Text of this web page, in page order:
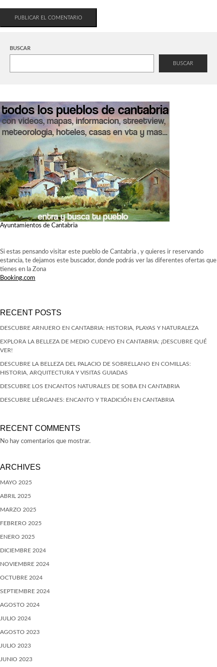
BUSCAR
BUSCAR
Ayuntamientos de Cantabria
Si estas pensando visitar este pueblo de Cantabria , y quieres ir reservando
estancia, te dejamos este buscador, donde podrás ver las diferentes ofertas que
tienes en la Zona
Booking.com
RECENT POSTS
DESCUBRE ARNUERO EN CANTABRIA: HISTORIA, PLAYAS Y NATURALEZA
EXPLORA LA BELLEZA DE MEDIO CUDEYO EN CANTABRIA: ¡DESCUBRE QUÉ
VER!
DESCUBRE LA BELLEZA DEL PALACIO DE SOBRELLANO EN COMILLAS:
HISTORIA, ARQUITECTURA Y VISITAS GUIADAS
DESCUBRE LOS ENCANTOS NATURALES DE SOBA EN CANTABRIA
DESCUBRE LIÉRGANES: ENCANTO Y TRADICIÓN EN CANTABRIA
RECENT COMMENTS
No hay comentarios que mostrar.
ARCHIVES
MAYO 2025
ABRIL 2025
MARZO 2025
FEBRERO 2025
ENERO 2025
DICIEMBRE 2024
NOVIEMBRE 2024
OCTUBRE 2024
SEPTIEMBRE 2024
AGOSTO 2024
JULIO 2024
AGOSTO 2023
JULIO 2023
JUNIO 2023